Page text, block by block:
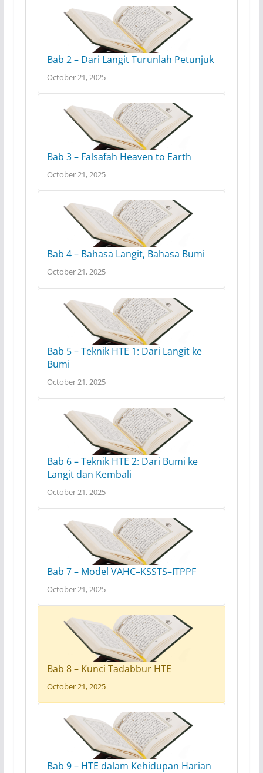
Bab 2 – Dari Langit Turunlah Petunjuk
October 21, 2025
Bab 3 – Falsafah Heaven to Earth
October 21, 2025
Bab 4 – Bahasa Langit, Bahasa Bumi
October 21, 2025
Bab 5 – Teknik HTE 1: Dari Langit ke
Bumi
October 21, 2025
Bab 6 – Teknik HTE 2: Dari Bumi ke
Langit dan Kembali
October 21, 2025
Bab 7 – Model VAHC–KSSTS–ITPPF
October 21, 2025
Bab 8 – Kunci Tadabbur HTE
October 21, 2025
Bab 9 – HTE dalam Kehidupan Harian